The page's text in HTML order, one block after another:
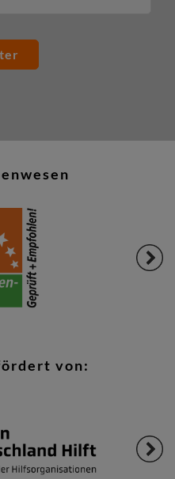
von: